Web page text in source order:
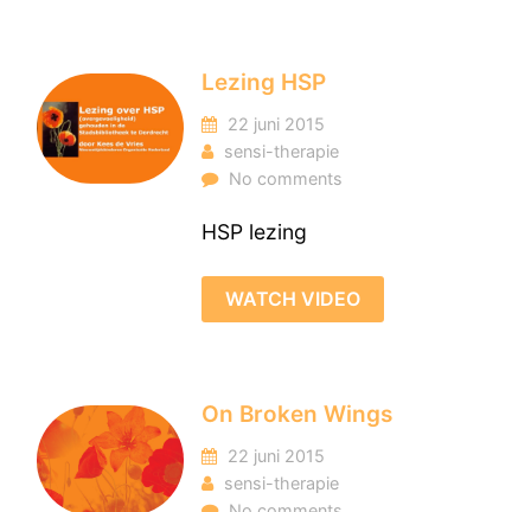
Lezing HSP
22 juni 2015
sensi-therapie
No comments
HSP lezing
WATCH VIDEO
On Broken Wings
22 juni 2015
sensi-therapie